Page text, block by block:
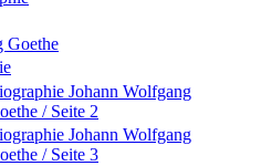
Goethe
Johann Wolfgang
/ Seite 2
Johann Wolfgang
/ Seite 3